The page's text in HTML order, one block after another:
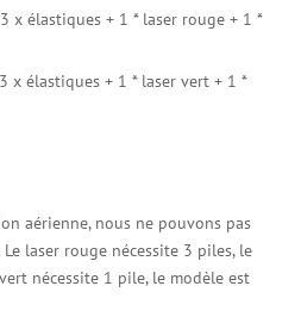
x élastiques + 1 * laser rouge + 1 *
x élastiques + 1 * laser vert + 1 *
aérienne, nous ne pouvons pas
laser rouge nécessite 3 piles, le
nécessite 1 pile, le modèle est